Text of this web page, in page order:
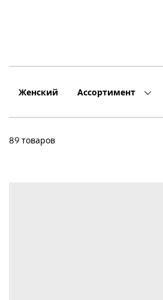
Женский Ассортимент
89 товаров